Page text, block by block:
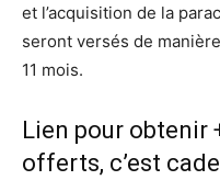
et l’acquisition de la
seront versés de
11 mois.
Lien pour obtenir
offerts, c’est